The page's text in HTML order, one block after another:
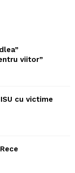
viitor”
cu victime